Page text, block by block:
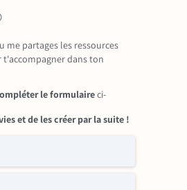
me partages les ressources
dans ton
le formulaireci-
et de les créer par la suite !